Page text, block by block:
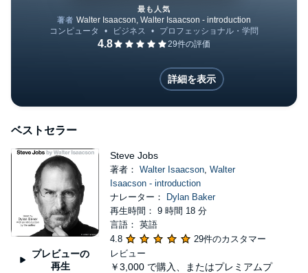
Steve Jobs
最も人気
詳細を表示
ベストセラー
プレビューの
再生
Steve Jobs
著者： Walter Isaacson, Walter
Isaacson - introduction
ナレーター：
Dylan Baker
再生時間： 9 時間 18 分
言語： 英語
4.8
29件のカスタマー
レビュー
￥3,000 で購入、またはプレミアムプ